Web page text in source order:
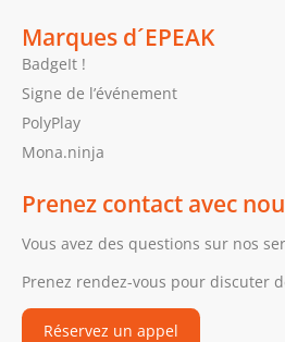
Marques d´EPEAK
BadgeIt !
Signe de l’événement
PolyPlay
Mona.ninja
Prenez contact avec
Vous avez des questions sur nos
Prenez rendez-vous pour discuter
Réservez un appel